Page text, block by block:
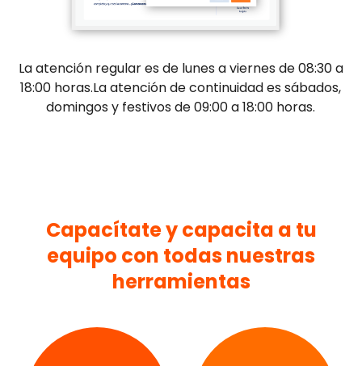
La atención regular es de lunes a viernes de 08:30 a
18:00 horas.La atención de continuidad es sábados,
domingos y festivos de 09:00 a 18:00 horas.
Capacítate y capacita a tu
equipo con todas nuestras
herramientas